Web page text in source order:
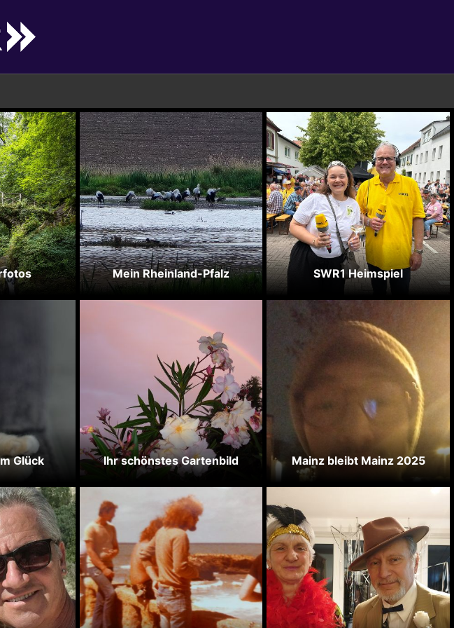
Mein Rheinland-Pfalz SWR1 Heimspiel
Glück Ihr schönstes Gartenbild Mainz bleibt Mainz 2025